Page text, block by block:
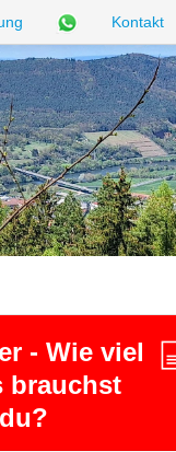
Kontakt
- Wie viel
brauchst
du?